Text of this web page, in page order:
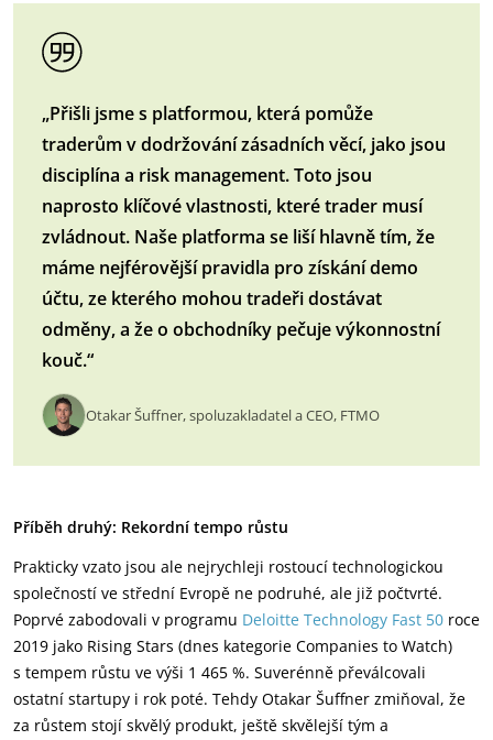
„Přišli jsme s platformou, která pomůže
traderům v dodržování zásadních věcí, jako jsou
disciplína a risk management. Toto jsou
naprosto klíčové vlastnosti, které trader musí
zvládnout. Naše platforma se liší hlavně tím, že
máme nejférovější pravidla pro získání demo
účtu, ze kterého mohou tradeři dostávat
odměny, a že o obchodníky pečuje výkonnostní
kouč.“
Otakar Šuffner, spoluzakladatel a CEO, FTMO
Příběh druhý: Rekordní tempo růstu
Prakticky vzato jsou ale nejrychleji rostoucí technologickou
společností ve střední Evropě ne podruhé, ale již počtvrté.
Poprvé zabodovali v programu Deloitte Technology Fast 50 roce
2019 jako Rising Stars (dnes kategorie Companies to Watch)
s tempem růstu ve výši 1 465 %. Suverénně převálcovali
ostatní startupy i rok poté. Tehdy Otakar Šuffner zmiňoval, že
za růstem stojí skvělý produkt, ještě skvělejší tým a